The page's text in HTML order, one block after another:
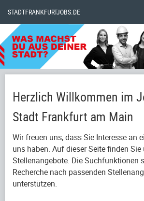
STADTFRANKFURTJOBS.DE
Herzlich Willkommen im
Stadt Frankfurt am Main
Wir freuen uns, dass Sie Interesse an
uns haben. Auf dieser Seite finden Sie
Stellenangebote. Die Suchfunktionen
Recherche nach passenden
unterstützen.